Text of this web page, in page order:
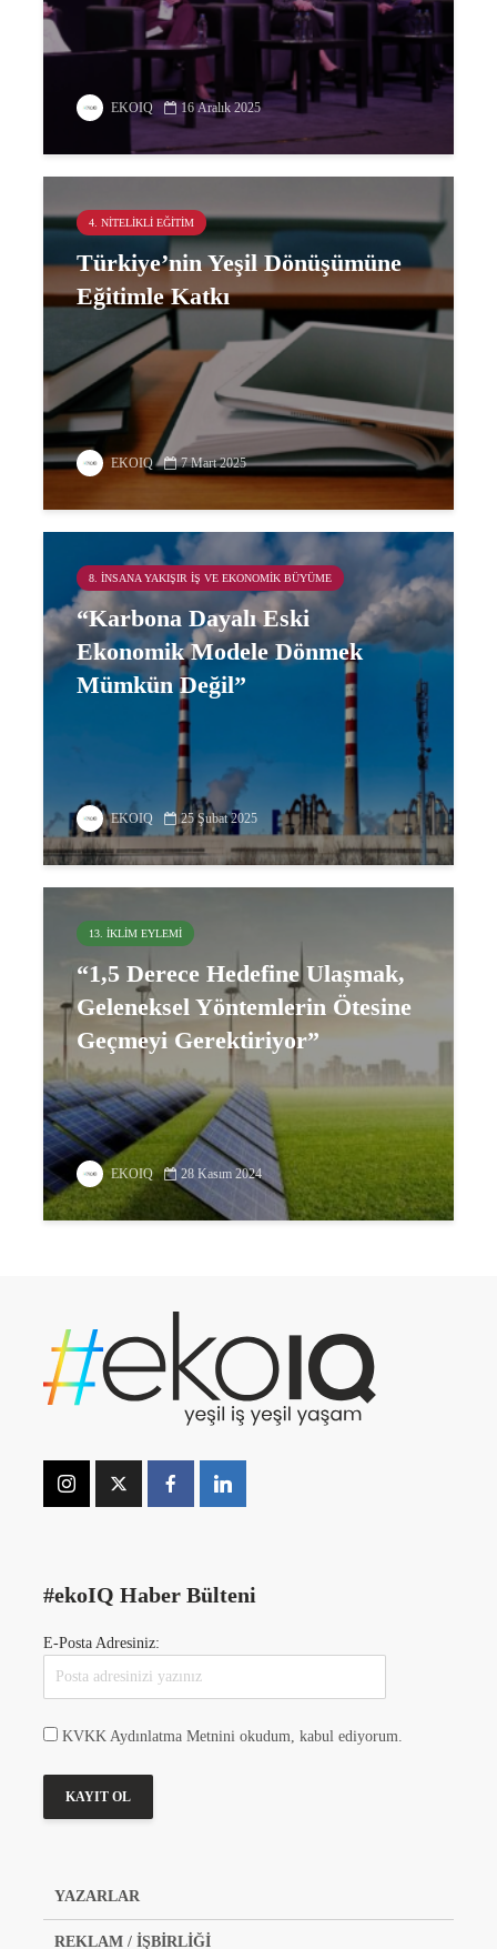
EKOIQ 16 Aralık 2025
4. NITELIKLI EĞITIM
Türkiye’nin Yeşil Dönüşümüne
Eğitimle Katkı
EKOIQ 7 Mart 2025
8. İNSANA YAKIŞIR İŞ VE EKONOMIK BÜYÜME
“Karbona Dayalı Eski
Ekonomik Modele Dönmek
Mümkün Değil”
EKOIQ 25 Şubat 2025
13. İKLIM EYLEMI
“1,5 Derece Hedefine Ulaşmak,
Geleneksel Yöntemlerin Ötesine
Geçmeyi Gerektiriyor”
EKOIQ 28 Kasım 2024
#ekoIQ Haber Bülteni
E-Posta Adresiniz:
KVKK Aydınlatma Metnini okudum, kabul ediyorum.
YAZARLAR
REKLAM / İŞBİRLİĞİ